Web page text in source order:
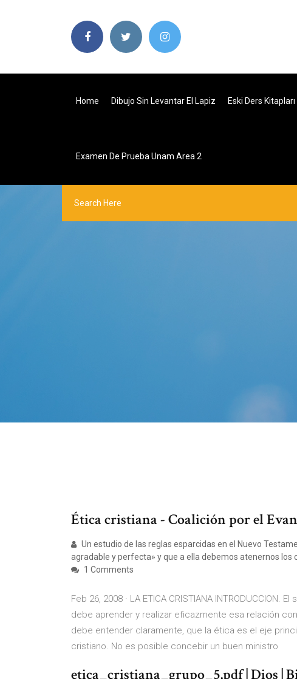
Home Dibujo Sin Levantar El Lapiz Eski Ders
Examen De Prueba Unam Area 2
Ética cristiana - Coalición por el
Un estudio de las reglas esparcidas en el Nuevo
agradable y perfecta» y que a ella debemos atenernos los
1 Comments
Feb 26, 2008 · LA ETICA CRISTIANA
debe aprender y realizar eficazmente esa relación
debe entender claramente, que la ética es el eje
cristiano. No es posible concebir un buen ministro
etica_cristiana_grupo_5.pdf | Dios |